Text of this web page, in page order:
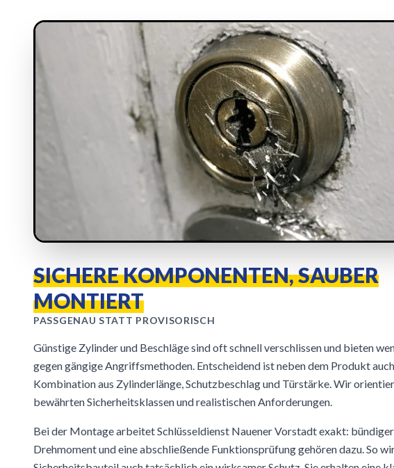
SICHERE KOMPONENTEN, SAUBER
MONTIERT
PASSGENAU STATT PROVISORISCH
Günstige Zylinder und Beschläge sind oft schnell verschlissen und bieten
gegen gängige Angriffsmethoden. Entscheidend ist neben dem Produkt
Kombination aus Zylinderlänge, Schutzbeschlag und Türstärke. Wir
bewährten Sicherheitsklassen und realistischen Anforderungen.
Bei der Montage arbeitet Schlüsseldienst Nauener Vorstadt exakt:
Drehmoment und eine abschließende Funktionsprüfung gehören dazu. So